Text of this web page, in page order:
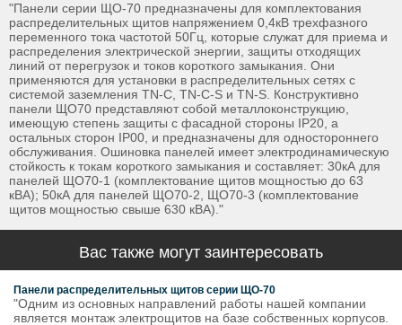
"Панели серии ЩО-70 предназначены для комплектования
распределительных щитов напряжением 0,4кВ трехфазного
переменного тока частотой 50Гц, которые служат для приема и
распределения электрической энергии, защиты отходящих
линий от перегрузок и токов короткого замыкания. Они
применяются для установки в распределительных сетях с
системой заземления TN-C, TN-C-S и TN-S. Конструктивно
панели ЩО70 представляют собой металлоконструкцию,
имеющую степень защиты с фасадной стороны IP20, а
остальных сторон IP00, и предназначены для одностороннего
обслуживания. Ошиновка панелей имеет электродинамическую
стойкость к токам короткого замыкания и составляет: 30кА для
панелей ЩО70-1 (комплектование щитов мощностью до 63
кВА); 50кА для панелей ЩО70-2, ЩО70-3 (комплектование
щитов мощностью свыше 630 кВА)."
Вас также могут заинтересовать
Панели распределительных щитов серии ЩО-70
"Одним из основных направлений работы нашей компании
является монтаж электрощитов на базе собственных корпусов.